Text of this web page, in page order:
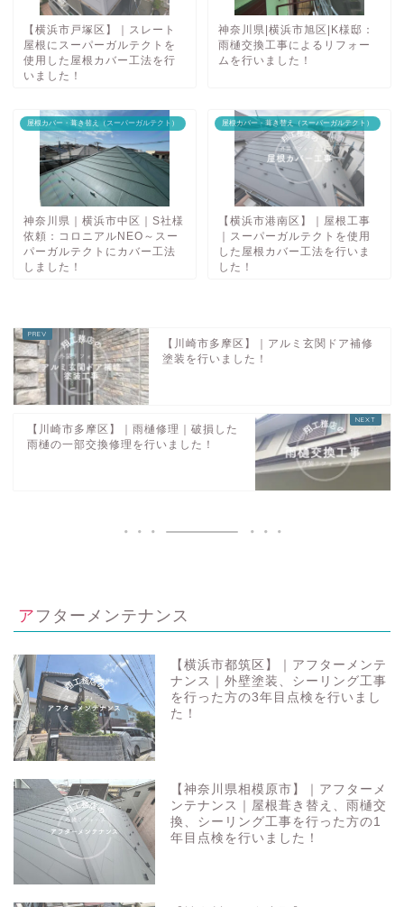
【横浜市戸塚区】｜スレート
屋根にスーパーガルテクトを
使用した屋根カバー工法を行
いました！
神奈川県|横浜市旭区|K様邸：
雨樋交換工事によるリフォー
ムを行いました！
屋根カバー・葺き替え（スーパーガルテクト）
神奈川県｜横浜市中区｜S社様
依頼：コロニアルNEO～スー
パーガルテクトにカバー工法
しました！
屋根カバー・葺き替え（スーパーガルテクト）
【横浜市港南区】｜屋根工事
｜スーパーガルテクトを使用
した屋根カバー工法を行いま
した！
【川崎市多摩区】｜アルミ玄関ドア補修
塗装を行いました！
【川崎市多摩区】｜雨樋修理｜破損した
雨樋の一部交換修理を行いました！
アフターメンテナンス
【横浜市都筑区】｜アフターメンテ
ナンス｜外壁塗装、シーリング工事
を行った方の3年目点検を行いまし
た！
【神奈川県相模原市】｜アフターメ
ンテナンス｜屋根葺き替え、雨樋交
換、シーリング工事を行った方の1
年目点検を行いました！